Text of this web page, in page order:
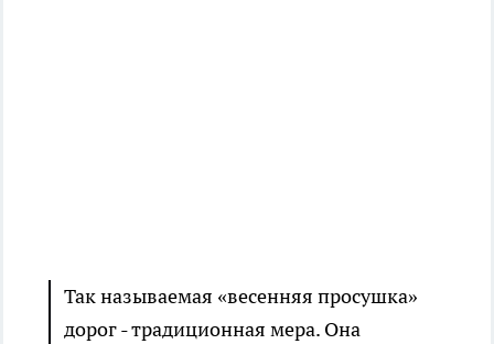
Так называемая «весенняя просушка»
дорог - традиционная мера. Она